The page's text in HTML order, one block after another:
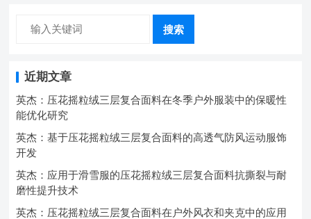
搜索
近期文章
英杰：压花摇粒绒三层复合面料在冬季户外服装中的保暖性
能优化研究
英杰：基于压花摇粒绒三层复合面料的高透气防风运动服饰
开发
英杰：应用于滑雪服的压花摇粒绒三层复合面料抗撕裂与耐
磨性提升技术
英杰：压花摇粒绒三层复合面料在户外风衣和夹克中的应用